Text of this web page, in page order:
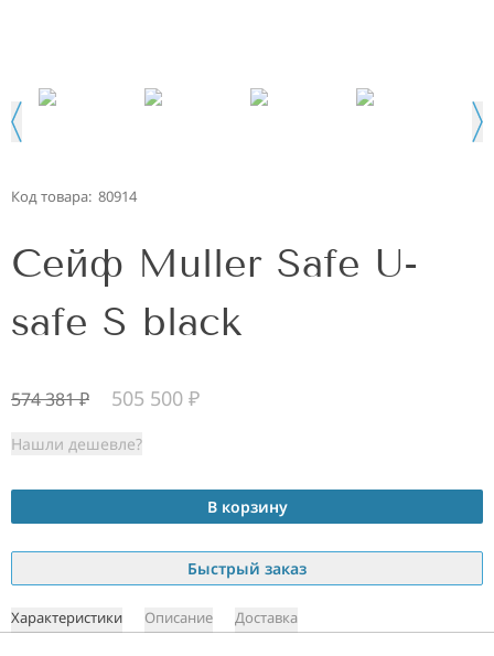
Код товара: 80914
Сейф Muller Safe U-
safe S black
574 381₽ 505 500 ₽
Нашли дешевле?
В корзину
Быстрый заказ
Характеристики Описание Доставка